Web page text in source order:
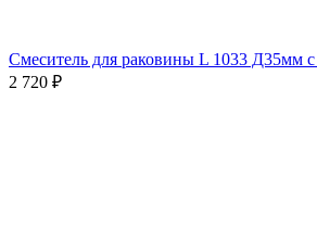
Смеситель для раковины L 1033 Д35мм с
2 720 ₽